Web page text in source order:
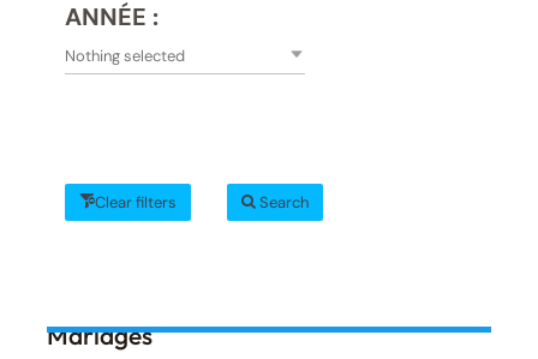
ANNÉE :
Nothing selected
Clear filters Search
Mariages